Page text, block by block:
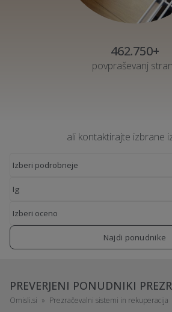
462.750+
povpraševanj
ali kontaktirajte izbrane
Najdi ponudnike
PREVERJENI PONUDNIKI
Omisli.si Prezračevalni sistemi in rekuperacija